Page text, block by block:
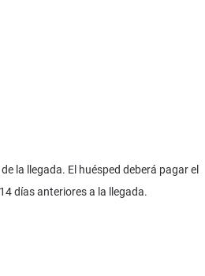
la llegada. El huésped deberá pagar el
días anteriores a la llegada.